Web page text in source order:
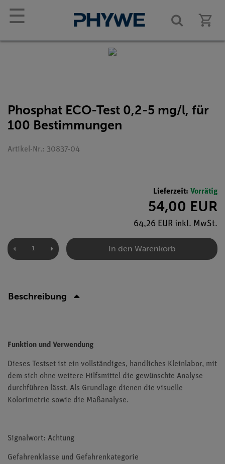
☰
Phosphat ECO-Test 0,2-5 mg/l, für
100 Bestimmungen
Artikel-Nr.: 30837-04
Lieferzeit: Vorrätig
54,00 EUR
64,26 EUR inkl. MwSt.
In den Warenkorb
Beschreibung
Funktion und Verwendung
Dieses Testset ist ein vollständiges, handliches Kleinlabor, mit
dem sich ohne weitere Hilfsmittel die gewünschte Analyse
durchführen lässt. Als Grundlage dienen die visuelle
Kolorimetrie sowie die Maßanalyse.
Signalwort: Achtung
Gefahrenklasse und Gefahrenkategorie